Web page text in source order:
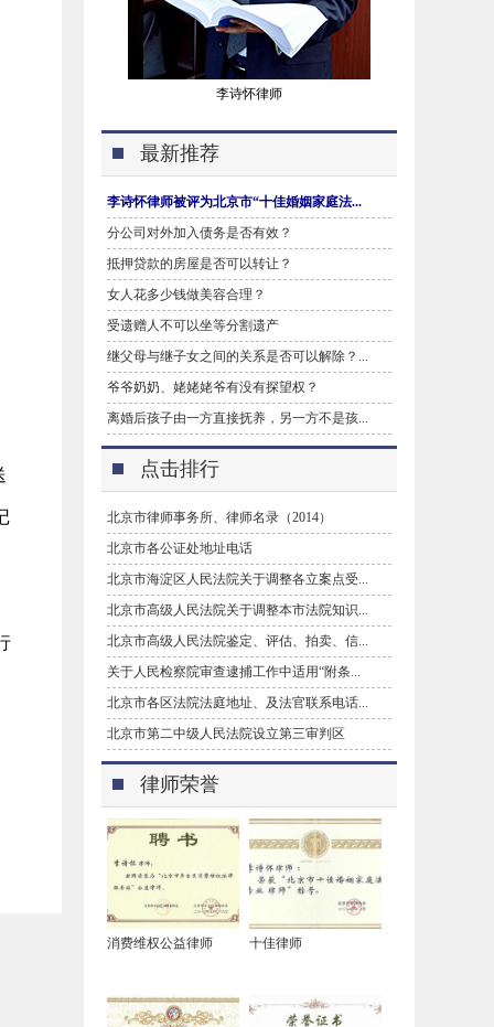
李诗怀律师
最新推荐
李诗怀律师被评为北京市“十佳婚姻家庭法...
分公司对外加入债务是否有效？
抵押贷款的房屋是否可以转让？
女人花多少钱做美容合理？
受遗赠人不可以坐等分割遗产
继父母与继子女之间的关系是否可以解除？...
爷爷奶奶、姥姥姥爷有没有探望权？
离婚后孩子由一方直接抚养，另一方不是孩...
点击排行
北京市律师事务所、律师名录（2014）
北京市各公证处地址电话
北京市海淀区人民法院关于调整各立案点受...
北京市高级人民法院关于调整本市法院知识...
北京市高级人民法院鉴定、评估、拍卖、信...
关于人民检察院审查逮捕工作中适用“附条...
北京市各区法院法庭地址、及法官联系电话...
北京市第二中级人民法院设立第三审判区
律师荣誉
消费维权公益律师 十佳律师